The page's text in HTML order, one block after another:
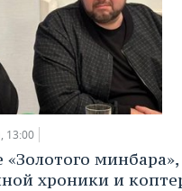
13:00
минбара»,
хроники и